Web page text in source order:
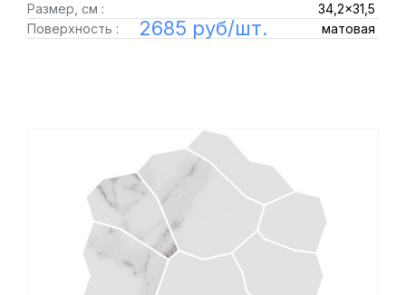
Размер, см :
34,2x31,5
Поверхность :
матовая
2685 руб/шт.